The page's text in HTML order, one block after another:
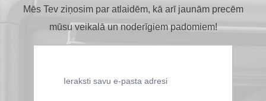
Mēs Tev ziņosim par atlaidēm, kā arī jaunām precēm
mūsu veikalā un noderīgiem padomiem!